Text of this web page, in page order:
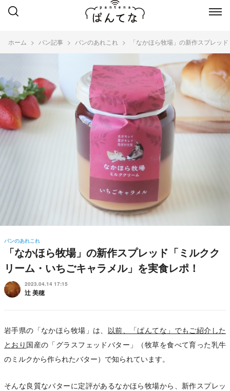
ホーム パン記事 パンのあれこれ 「なかほら牧場」の新作スプレッ
パンのあれこれ
「なかほら牧場」の新作スプレッド「ミルクク
リーム・いちごキャラメル」を実食レポ！
2023.04.14 17:15
辻 美穂
岩手県の「なかほら牧場」は、 以前、「ぱんてな」でもご紹介した
とおり 国産の「グラスフェッドバター」（牧草を食べて育った乳牛
のミルクから作られたバター）で知られています。
そんな良質なバターに定評があるなかほら牧場から、新作スプレッ